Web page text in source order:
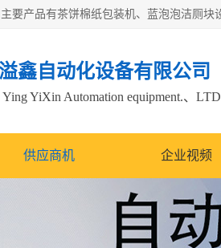
鑫自动化设备有限公司
Ying YiXin Automation equipment.、LTD
供应商机 企业视频